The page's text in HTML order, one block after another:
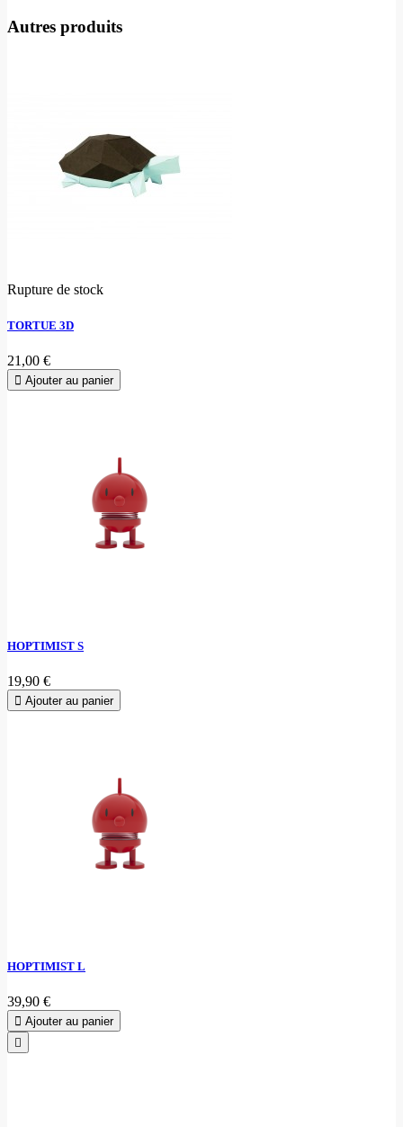
Autres produits
Rupture de stock
TORTUE 3D
21,00 €
Ajouter au panier
HOPTIMIST S
19,90 €
Ajouter au panier
HOPTIMIST L
39,90 €
Ajouter au panier
